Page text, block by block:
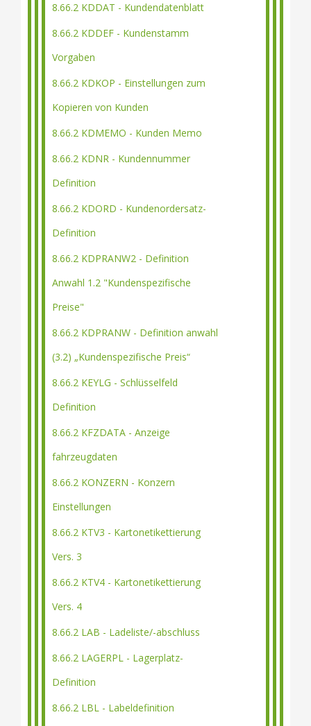
8.66.2 KDDAT - Kundendatenblatt
8.66.2 KDDEF - Kundenstamm
Vorgaben
8.66.2 KDKOP - Einstellungen zum
Kopieren von Kunden
8.66.2 KDMEMO - Kunden Memo
8.66.2 KDNR - Kundennummer
Definition
8.66.2 KDORD - Kundenordersatz-
Definition
8.66.2 KDPRANW2 - Definition
Anwahl 1.2 "Kundenspezifische
Preise"
8.66.2 KDPRANW - Definition anwahl
(3.2) „Kundenspezifische Preis“
8.66.2 KEYLG - Schlüsselfeld
Definition
8.66.2 KFZDATA - Anzeige
fahrzeugdaten
8.66.2 KONZERN - Konzern
Einstellungen
8.66.2 KTV3 - Kartonetikettierung
Vers. 3
8.66.2 KTV4 - Kartonetikettierung
Vers. 4
8.66.2 LAB - Ladeliste/-abschluss
8.66.2 LAGERPL - Lagerplatz-
Definition
8.66.2 LBL - Labeldefinition